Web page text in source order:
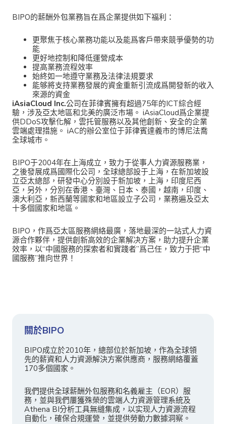
BIPO的薪酬外包業務旨在爲企業提供如下福利：
更聚焦于核心業務功能以及能爲客戶帶來競爭優勢的功
能
更好地控制和降低運營成本
提高業務流程效率
始終如一地遵守業務及法律法規要求
能够將支持業務發展的資金重新引流成爲開發新的收入
來源的資金
iAsiaCloud Inc.公司在菲律賓擁有超過75年的ICT綜合經
驗，涉及亞太地區和北美的廣泛市場。 iAsiaCloud爲企業提
供DDoS攻擊化解，雲托管服務以及其他創新、安全的企業
雲端處理措施。 iAC的辦公室位于菲律賓達義市的博尼法喬
全球城市。
BIPO于2004年在上海成立，致力于從事人力資源服務業，
之後發展成爲國際化公司，全球總部設于上海，在新加坡設
立亞太總部，研發中心分別設于新加坡，上海，印度尼西
亞，另外，分別在香港、臺灣、日本、泰國，越南，印度、
澳大利亞，新西蘭等國家和地區設立子公司，業務遍及亞太
十多個國家和地區。
BIPO，作爲亞太區服務網絡最廣，落地最深的一站式人力資
源合作夥伴，提供創新高效的企業解决方案，助力提升企業
效率，以“中國服務的探索者和實踐者”爲己任，致力于把“中
國服務”推向世界！
關於BIPO
BIPO成立於2010年，總部位於新加坡，作為全球領
先的薪資和人力資源解決方案供應商，服務網絡覆蓋
170多個國家。
我們提供全球薪酬外包服務和名義雇主（EOR）服
務，並與我們屢獲殊榮的雲端人力資源管理系統及
Athena BI分析工具無縫集成，以实现人力資源流程
自動化，確保合規運營，並提供勞動力數據洞察。